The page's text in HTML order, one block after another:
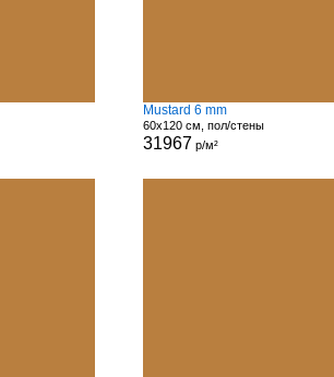
Mustard 6 mm
60x120 см, пол/стены
31967 р/м²